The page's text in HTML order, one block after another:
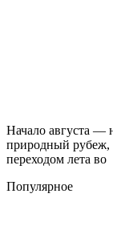
Начало августа —
природный рубеж,
переходом лета во
Популярное